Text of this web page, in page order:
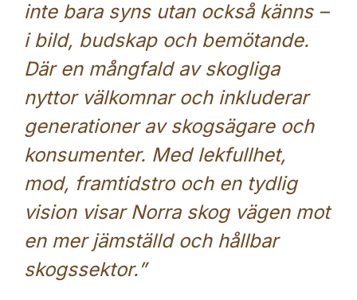
inte bara syns utan också känns –
i bild, budskap och bemötande.
Där en mångfald av skogliga
nyttor välkomnar och inkluderar
generationer av skogsägare och
konsumenter. Med lekfullhet,
mod, framtidstro och en tydlig
vision visar Norra skog vägen mot
en mer jämställd och hållbar
skogssektor.”